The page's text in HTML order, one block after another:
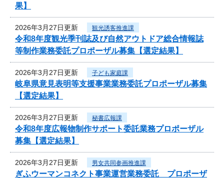
果】
2026年3月27日更新 観光誘客推進課
令和8年度観光季刊誌及び自然アウトドア総合情報誌
等制作業務委託プロポーザル募集【選定結果】
2026年3月27日更新 子ども家庭課
岐阜県意見表明等支援事業業務委託プロポーザル募集
【選定結果】
2026年3月27日更新 秘書広報課
令和8年度広報物制作サポート委託業務プロポーザル
募集【選定結果】
2026年3月27日更新 男女共同参画推進課
ぎふウーマンコネクト事業運営業務委託 プロポーザ